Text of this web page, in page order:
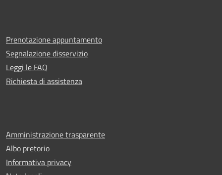
Prenotazione appuntamento
Segnalazione disservizio
Leggi le FAQ
Richiesta di assistenza
Amministrazione trasparente
Albo pretorio
Informativa privacy